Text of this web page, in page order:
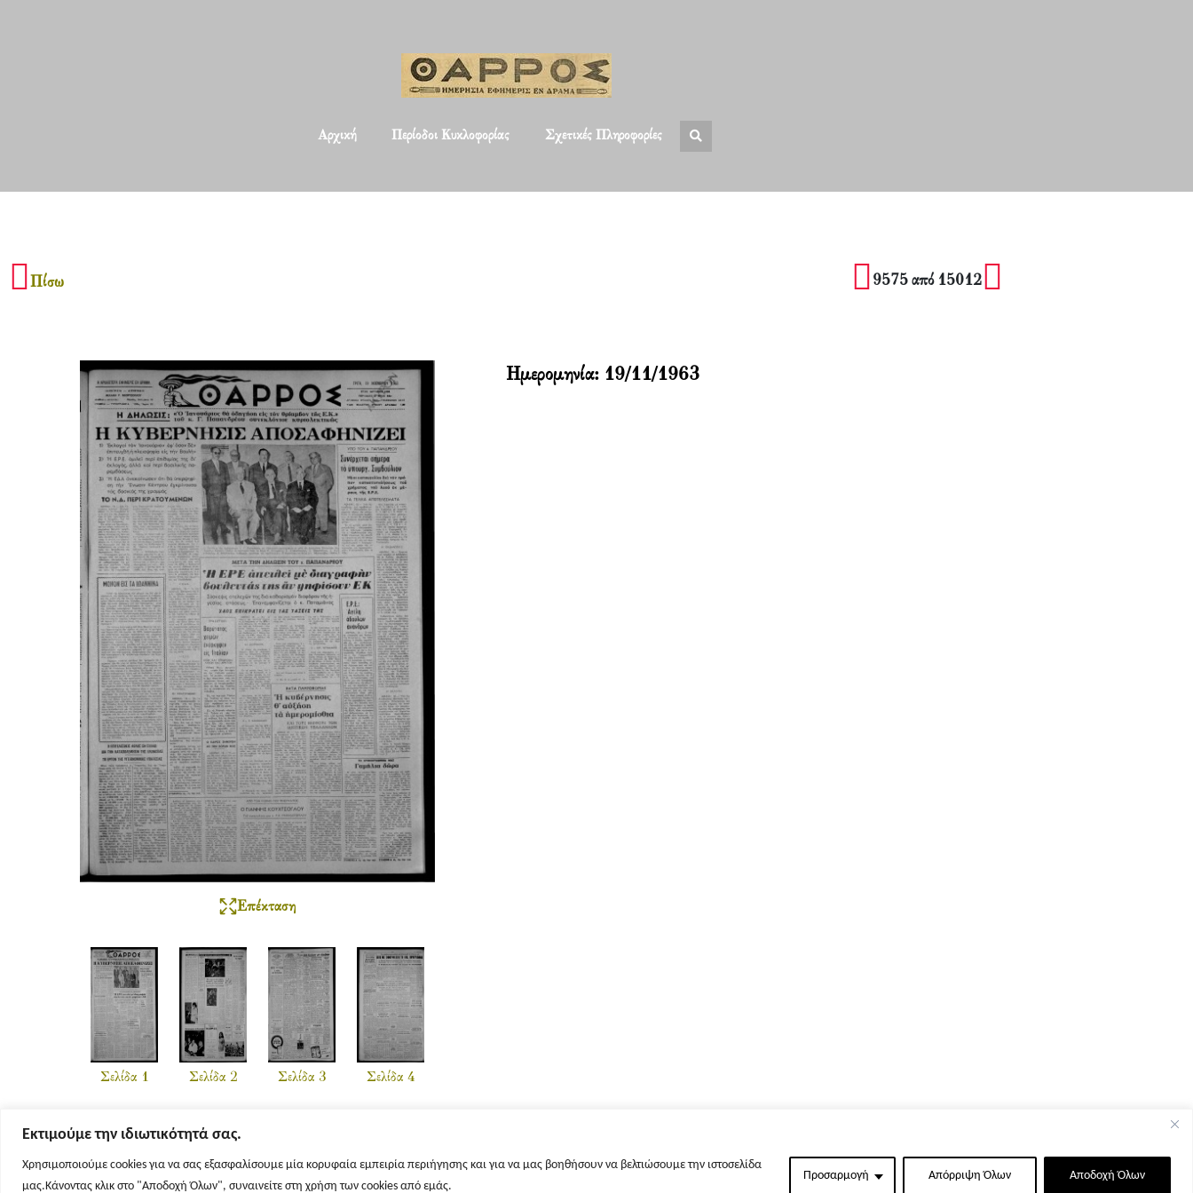
Εκτιμούμε την ιδιωτικότητά σας.
Χρησιμοποιούμε cookies για να σας εξασφαλίσουμε μία κορυφαία εμπειρία περιήγησης και για να μας βοηθήσουν να βελτιώσουμε την ιστοσελίδα
μας.Κάνοντας κλικ στο "Αποδοχή Όλων", συναινείτε στη χρήση των cookies από εμάς.
Προσαρμογή Απόρριψη Όλων Αποδοχή Όλων
Αρχική Περίοδοι Κυκλοφορίας Σχετικές Πληροφορίες
Πίσω 9575 από 15012
Επέκταση
Σελίδα 1 Σελίδα 2 Σελίδα 3 Σελίδα 4
Ημερομηνία: 19/11/1963